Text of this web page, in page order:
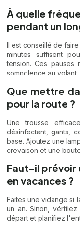
À quelle
pendant un
Il est conseillé de
minutes suffisent
tension. Ces pauses
somnolence au volant.
Que mettre
pour la route ?
Une trousse
désinfectant, gants,
base. Ajoutez une
crevaison et une
Faut-il prévoir
en vacances ?
Faites une vidange si
un an. Sinon, vérifiez
départ et planifiez